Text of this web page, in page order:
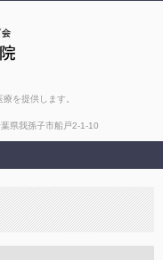
を提供します。
県我孫子市船戸2-1-10